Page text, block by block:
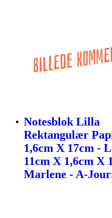
Notesblok Lilla
Rektangulær
1,6cm X 17cm -
11cm X 1,6cm X
Marlene - A-